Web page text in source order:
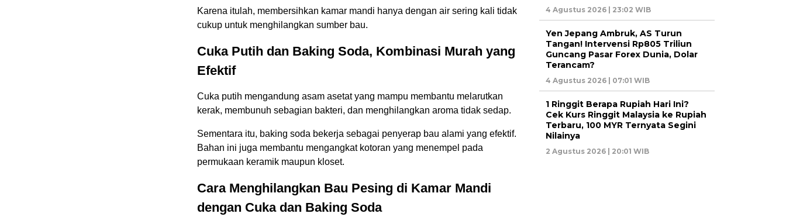
Karena itulah, membersihkan kamar mandi hanya dengan air sering kali tidak
cukup untuk menghilangkan sumber bau.
Cuka Putih dan Baking Soda, Kombinasi Murah yang
Efektif
Cuka putih mengandung asam asetat yang mampu membantu melarutkan
kerak, membunuh sebagian bakteri, dan menghilangkan aroma tidak sedap.
Sementara itu, baking soda bekerja sebagai penyerap bau alami yang efektif.
Bahan ini juga membantu mengangkat kotoran yang menempel pada
permukaan keramik maupun kloset.
Cara Menghilangkan Bau Pesing di Kamar Mandi
dengan Cuka dan Baking Soda
4 Agustus 2026 | 23:02 WIB
Yen Jepang Ambruk, AS Turun
Tangan! Intervensi Rp805 Triliun
Guncang Pasar Forex Dunia, Dolar
Terancam?
4 Agustus 2026 | 07:01 WIB
1 Ringgit Berapa Rupiah Hari Ini?
Cek Kurs Ringgit Malaysia ke Rupiah
Terbaru, 100 MYR Ternyata Segini
Nilainya
2 Agustus 2026 | 20:01 WIB